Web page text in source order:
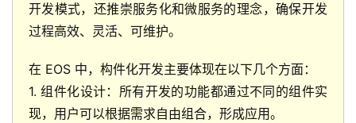
开发模式，还推崇服务化和微服务的理念，确保开发
过程高效、灵活、可维护。
在 EOS 中，构件化开发主要体现在以下几个方面：
1. 组件化设计：所有开发的功能都通过不同的组件实
现，用户可以根据需求自由组合，形成应用。